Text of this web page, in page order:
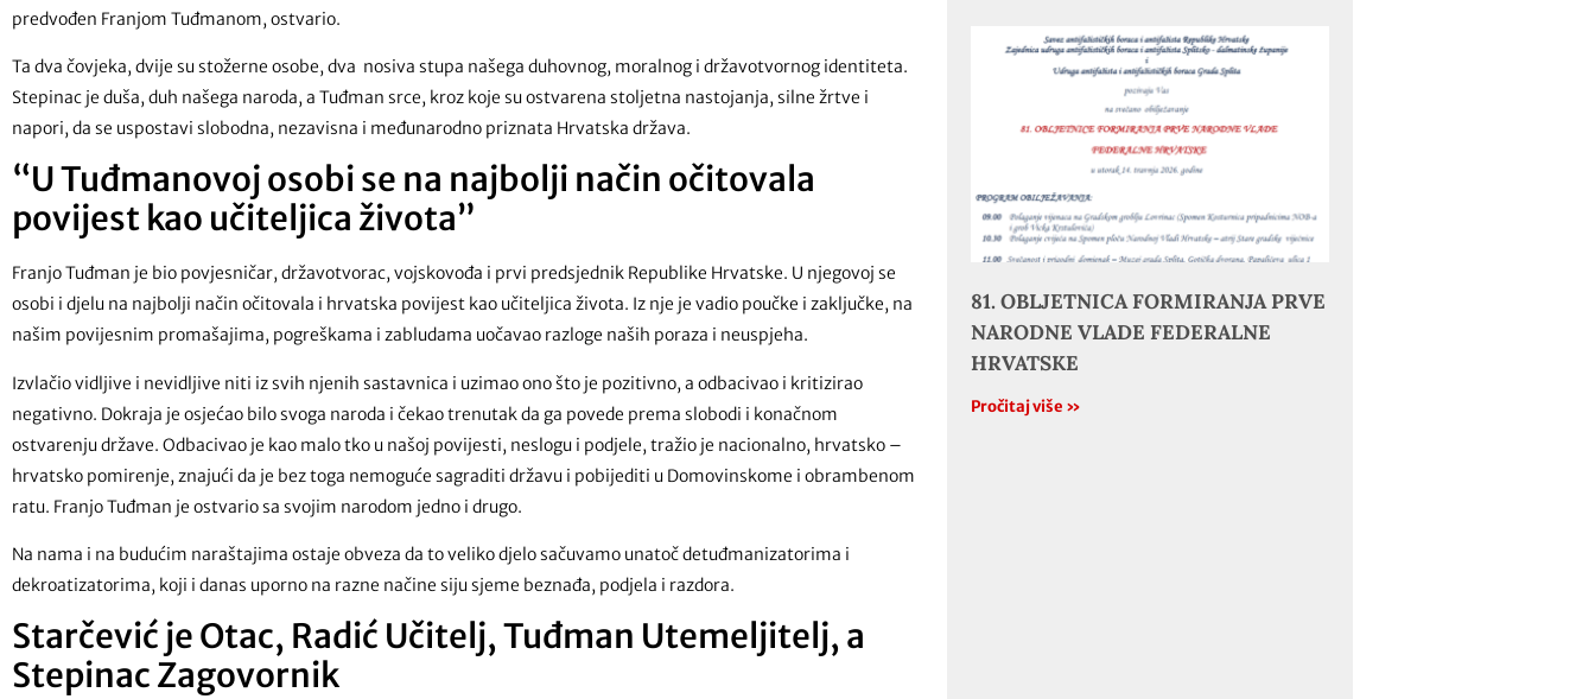
predvođen Franjom Tuđmanom, ostvario.
Ta dva čovjeka, dvije su stožerne osobe, dva nosiva stupa našega duhovnog, moralnog i državotvornog identiteta.
Stepinac je duša, duh našega naroda, a Tuđman srce, kroz koje su ostvarena stoljetna nastojanja, silne žrtve i
napori, da se uspostavi slobodna, nezavisna i međunarodno priznata Hrvatska država.
“U Tuđmanovoj osobi se na najbolji način očitovala
povijest kao učiteljica života”
Franjo Tuđman je bio povjesničar, državotvorac, vojskovođa i prvi predsjednik Republike Hrvatske. U njegovoj se
osobi i djelu na najbolji način očitovala i hrvatska povijest kao učiteljica života. Iz nje je vadio poučke i zaključke, na
našim povijesnim promašajima, pogreškama i zabludama uočavao razloge naših poraza i neuspjeha.
Izvlačio vidljive i nevidljive niti iz svih njenih sastavnica i uzimao ono što je pozitivno, a odbacivao i kritizirao
negativno. Dokraja je osjećao bilo svoga naroda i čekao trenutak da ga povede prema slobodi i konačnom
ostvarenju države. Odbacivao je kao malo tko u našoj povijesti, neslogu i podjele, tražio je nacionalno, hrvatsko –
hrvatsko pomirenje, znajući da je bez toga nemoguće sagraditi državu i pobijediti u Domovinskome i obrambenom
ratu. Franjo Tuđman je ostvario sa svojim narodom jedno i drugo.
Na nama i na budućim naraštajima ostaje obveza da to veliko djelo sačuvamo unatoč detuđmanizatorima i
dekroatizatorima, koji i danas uporno na razne načine siju sjeme beznađa, podjela i razdora.
Starčević je Otac, Radić Učitelj, Tuđman Utemeljitelj, a
Stepinac Zagovornik
81. OBLJETNICA FORMIRANJA PRVE
NARODNE VLADE FEDERALNE
HRVATSKE
Pročitaj više »